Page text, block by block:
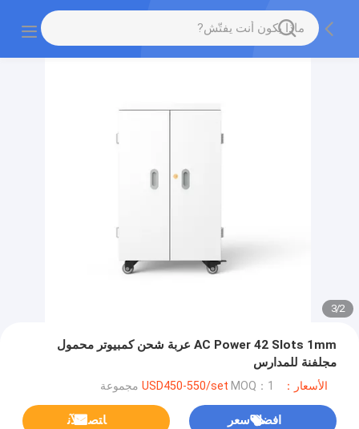
2
/
3
AC Power 42 Slots 1mm عربة شحن كمبيوتر محمول
مجلفنة للمدارس
الأسعار：USD450-550/set MOQ：1 مجموعة
افضل سعر ﺎﺘﺼﻟ ﺍﻶﻧ